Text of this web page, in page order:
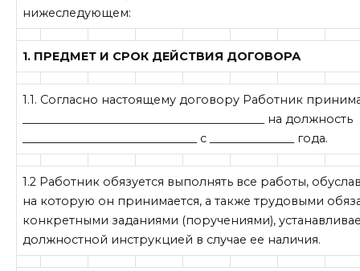
нижеследующем:
1. ПРЕДМЕТ И СРОК ДЕЙСТВИЯ ДОГОВОРА
1.1. Согласно настоящему договору Работник
___________________________________________ на должность
_______________________________ с _______________ года.
1.2 Работник обязуется выполнять все работы,
на которую он принимается, а также трудовыми
конкретными заданиями (поручениями),
должностной инструкцией в случае ее наличия.